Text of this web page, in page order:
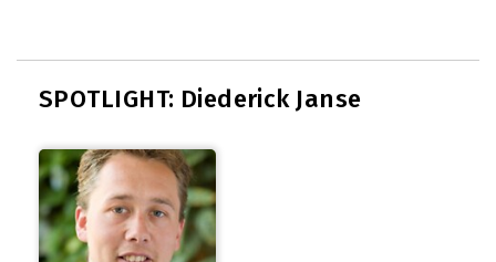
SPOTLIGHT: Diederick Janse